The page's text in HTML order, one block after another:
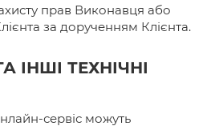
прав Виконавця або
за дорученням Клієнта.
ІНШІ ТЕХНІЧНІ
сервіс можуть